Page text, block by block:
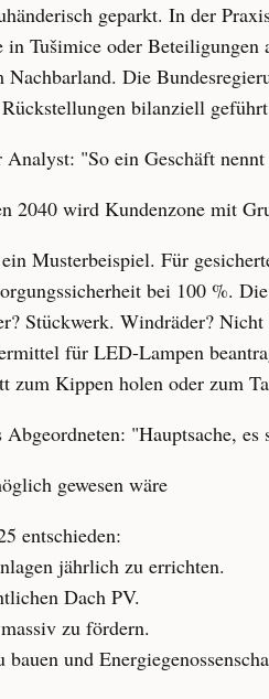
geparkt. In der
in Tušimice oder
Nachbarland. Die
bilanziell
Analyst: "So ein Geschäft
2040 wird Kundenzone mit
Musterbeispiel. Für
bei 100 %.
Stückwerk. Windräder?
für LED-Lampen
zum Kippen holen oder zum
Abgeordneten: "Hauptsache,
gewesen wäre
entschieden:
jährlich zu errichten.
Dach PV.
zu fördern.
bauen und